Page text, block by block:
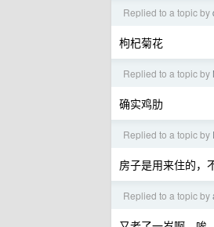
Replied to a topic by
枸杞菊花
Replied to a topic by
确实鸡肋
Replied to a topic by
房子是用来住的，
Replied to a topic by